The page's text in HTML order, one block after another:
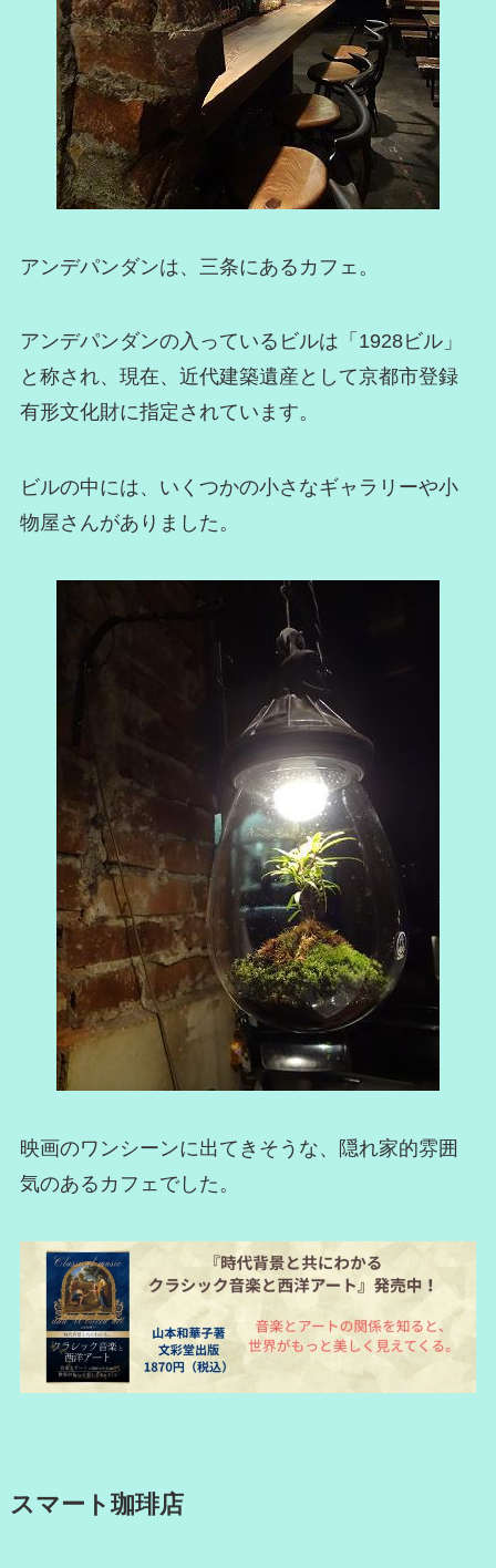
アンデパンダンは、三条にあるカフェ。
アンデパンダンの入っているビルは「1928ビル」
と称され、現在、近代建築遺産として京都市登録
有形文化財に指定されています。
ビルの中には、いくつかの小さなギャラリーや小
物屋さんがありました。
映画のワンシーンに出てきそうな、隠れ家的雰囲
気のあるカフェでした。
スマート珈琲店